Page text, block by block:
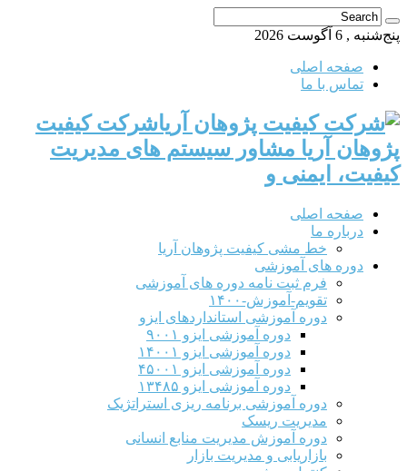
پنج‌شنبه , 6 آگوست 2026
صفحه اصلی
تماس با ما
شرکت کیفیت
پژوهان آریا مشاور سیستم های مدیریت
کیفیت، ایمنی و
صفحه اصلی
درباره ما
خط مشی کیفیت پژوهان آریا
دوره های آموزشی
فرم ثبت نامه دوره های آموزشی
تقویم-آموزش-۱۴۰۰
دوره آموزشی استانداردهای ایزو
دوره آموزشی ایزو ۹۰۰۱
دوره آموزشی ایزو ۱۴۰۰۱
دوره آموزشی ایزو ۴۵۰۰۱
دوره آموزشی ایزو ۱۳۴۸۵
دوره آموزشی برنامه ریزی استراتژیک
مدیریت ریسک
دوره آموزش مدیریت منابع انسانی
بازاریابی و مدیریت بازار